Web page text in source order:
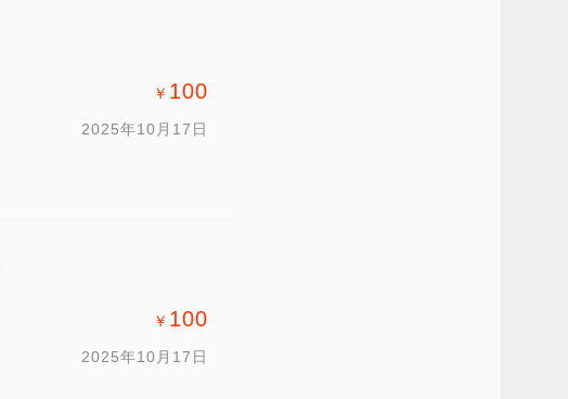
￥ 100
2025年10月17日
￥ 100
2025年10月17日